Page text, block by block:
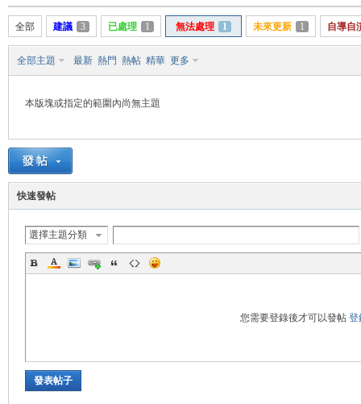
管
全部 建議 3 已處理 1 無法處理 1 未來更新 1 自導自
全部主題 最新 熱門 熱帖 精華 更多
本版塊或指定的範圍內尚無主題
快速發帖
選擇主題分類
您需要登錄後才可以發帖 登
發表帖子